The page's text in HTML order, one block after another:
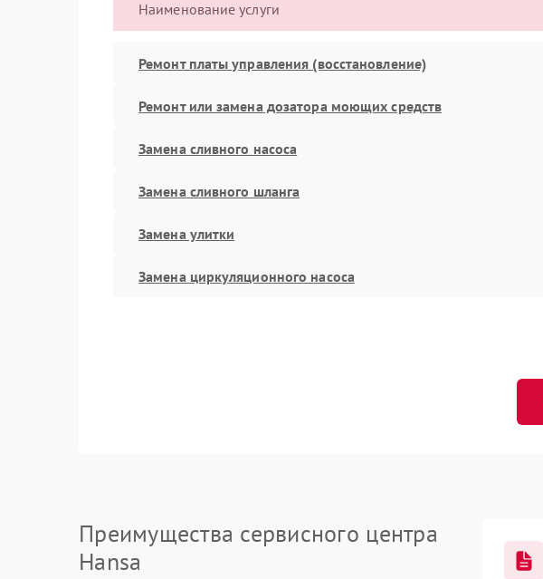
Наименование услуги
Ремонт платы управления (восстановление)
Ремонт или замена дозатора моющих средств
Замена сливного насоса
Замена сливного шланга
Замена улитки
Замена циркуляционного насоса
Преимущества сервисного центра
Hansa